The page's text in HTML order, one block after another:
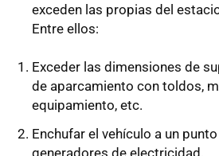
exceden las propias del
Entre ellos:
Exceder las dimensiones de
de aparcamiento con toldos,
equipamiento, etc.
Enchufar el vehículo a un